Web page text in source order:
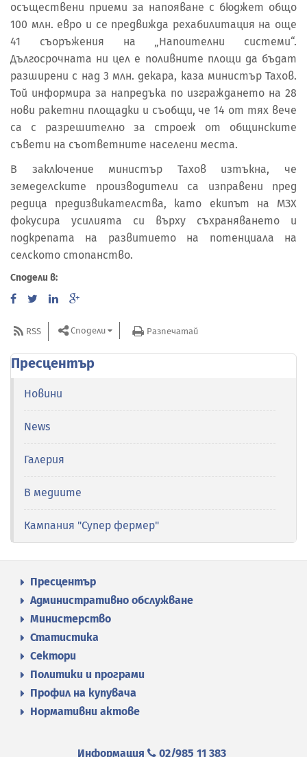
осъществени приеми за напояване с бюджет общо
100 млн. евро и се предвижда рехабилитация на още
41 съоръжения на „Напоителни системи“.
Дългосрочната ни цел е поливните площи да бъдат
разширени с над 3 млн. декара, каза министър Тахов.
Той информира за напредъка по изграждането на 28
нови ракетни площадки и съобщи, че 14 от тях вече
са с разрешително за строеж от общинските
съвети на съответните населени места.
В заключение министър Тахов изтъкна, че
земеделските производители са изправени пред
редица предизвикателства, като екипът на МЗХ
фокусира усилията си върху съхраняването и
подкрепата на развитието на потенциала на
селското стопанство.
Сподели в:
RSS Сподели Разпечатай
Пресцентър
Новини
News
Галерия
В медиите
Кампания "Супер фермер"
Пресцентър
Административно обслужване
Министерство
Статистика
Сектори
Политики и програми
Профил на купувача
Нормативни актове
Информация 02/985 11 383